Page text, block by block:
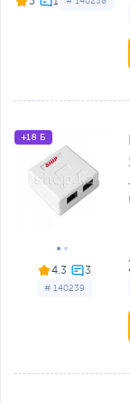
4.3
# 140239
+18 Б